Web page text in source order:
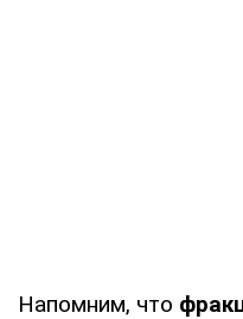
Напомним, что